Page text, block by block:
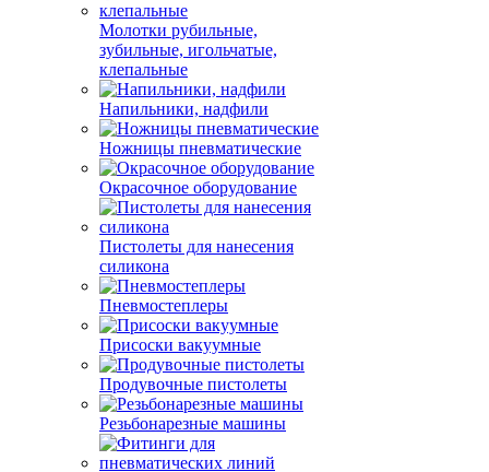
Молотки рубильные,
зубильные, игольчатые,
клепальные
Напильники, надфили
Ножницы пневматические
Окрасочное оборудование
Пистолеты для нанесения
силикона
Пневмостеплеры
Присоски вакуумные
Продувочные пистолеты
Резьбонарезные машины